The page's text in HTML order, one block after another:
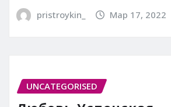
pristroykin_ Мар 17, 2022
UNCATEGORISED